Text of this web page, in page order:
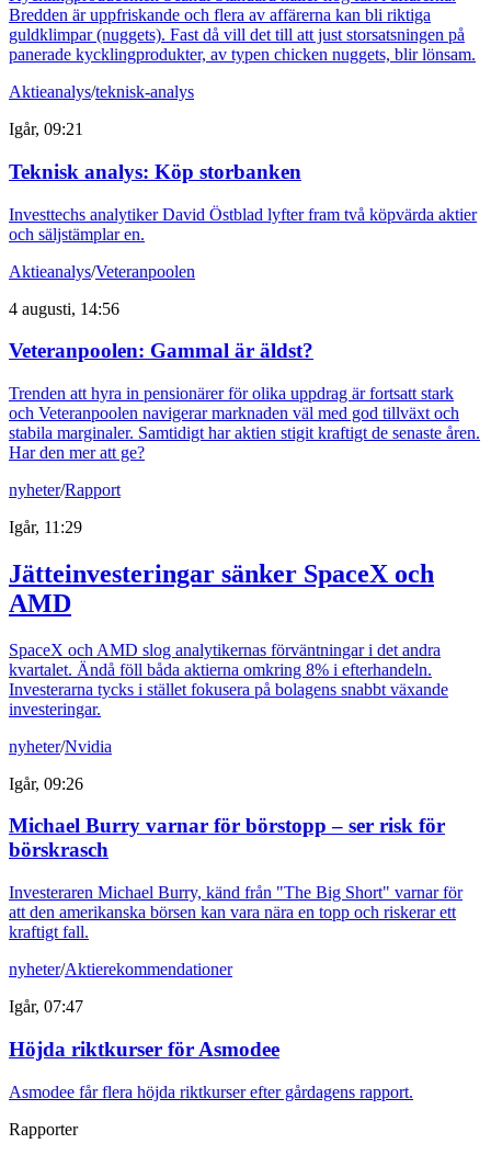
Bredden är uppfriskande och flera av affärerna kan bli riktiga
guldklimpar (nuggets). Fast då vill det till att just storsatsningen på
panerade kycklingprodukter, av typen chicken nuggets, blir lönsam.
Aktieanalys/teknisk-analys
Igår, 09:21
Teknisk analys: Köp storbanken
Investtechs analytiker David Östblad lyfter fram två köpvärda aktier
och säljstämplar en.
Aktieanalys/Veteranpoolen
4 augusti, 14:56
Veteranpoolen: Gammal är äldst?
Trenden att hyra in pensionärer för olika uppdrag är fortsatt stark
och Veteranpoolen navigerar marknaden väl med god tillväxt och
stabila marginaler. Samtidigt har aktien stigit kraftigt de senaste åren.
Har den mer att ge?
nyheter/Rapport
Igår, 11:29
Jätteinvesteringar sänker SpaceX och
AMD
SpaceX och AMD slog analytikernas förväntningar i det andra
kvartalet. Ändå föll båda aktierna omkring 8% i efterhandeln.
Investerarna tycks i stället fokusera på bolagens snabbt växande
investeringar.
nyheter/Nvidia
Igår, 09:26
Michael Burry varnar för börstopp – ser risk för
börskrasch
Investeraren Michael Burry, känd från "The Big Short" varnar för
att den amerikanska börsen kan vara nära en topp och riskerar ett
kraftigt fall.
nyheter/Aktierekommendationer
Igår, 07:47
Höjda riktkurser för Asmodee
Asmodee får flera höjda riktkurser efter gårdagens rapport.
Rapporter